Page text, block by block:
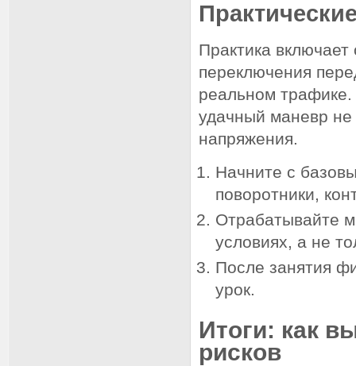
Практика включает
переключения
реальном трафике.
удачный маневр не
напряжения.
Начните с
поворотники,
Отрабатывайте
условиях, а не
После занятия
урок.
Итоги: как
рисков